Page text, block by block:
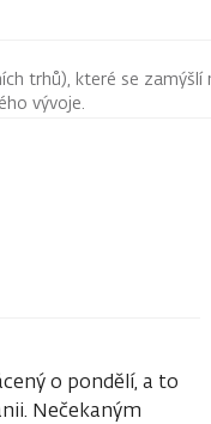
trhů), které se
vývoje.
o pondělí, a to
Nečekaným